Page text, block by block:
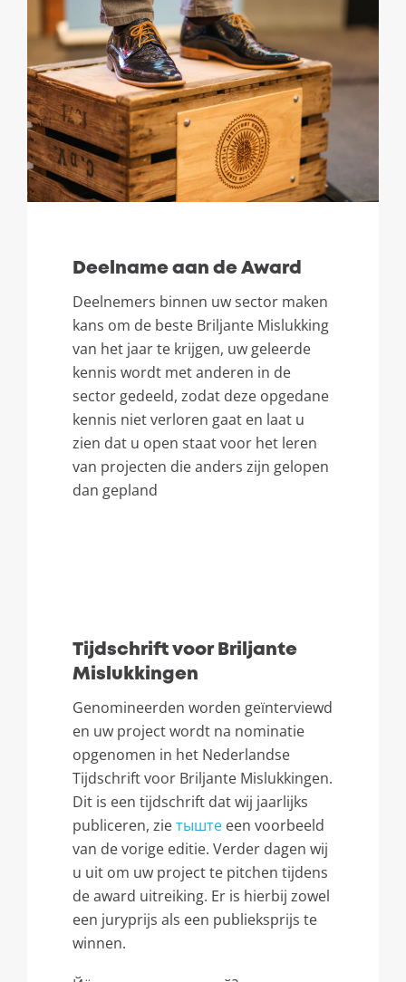
Deelname aan de Award
Deelnemers binnen uw sector maken
kans om de beste Briljante Mislukking
van het jaar te krijgen, uw geleerde
kennis wordt met anderen in de
sector gedeeld, zodat deze opgedane
kennis niet verloren gaat en laat u
zien dat u open staat voor het leren
van projecten die anders zijn gelopen
dan gepland
Tijdschrift voor Briljante
Mislukkingen
Genomineerden worden geïnterviewd
en uw project wordt na nominatie
opgenomen in het Nederlandse
Tijdschrift voor Briljante Mislukkingen.
Dit is een tijdschrift dat wij jaarlijks
publiceren, zieтыште een voorbeeld
van de vorige editie. Verder dagen wij
u uit om uw project te pitchen tijdens
de award uitreiking. Er is hierbij zowel
een juryprijs als een publieksprijs te
winnen.